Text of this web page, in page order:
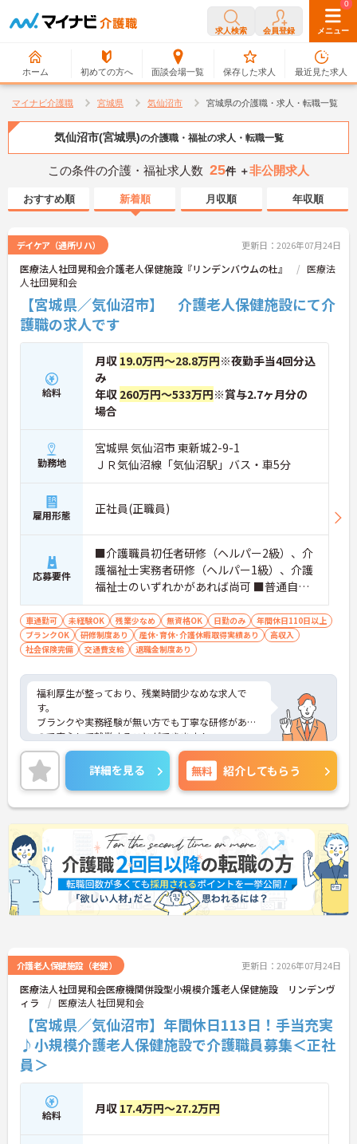
求人検索 会員登録 メニュー
ホーム 初めての方へ 面談会場一覧
0
保存した求人
0
最近見た求人
マイナビ介護職 宮城県 気仙沼市 宮城県の介護職・求人・転職一覧
気仙沼市(宮城県)の介護職・福祉の求人・転職一覧
この条件の介護・福祉求人数 25件 ＋非公開求人
おすすめ順 新着順 月収順 年収順
デイケア（通所リハ） 更新日：2026年07月24日
医療法人社団晃和会介護老人保健施設『リンデンバウムの杜』
医療法
人社団晃和会
【宮城県／気仙沼市】 介護老人保健施設にて介
護職の求人です
給料
月収 19.0万円～28.8万円※夜勤手当4回分込
み
年収 260万円～533万円※賞与2.7ヶ月分の
場合
勤務地
宮城県 気仙沼市 東新城2-9-1
ＪＲ気仙沼線「気仙沼駅」バス・車5分
雇用形態 正社員(正職員)
応募要件
■介護職員初任者研修（ヘルパー2級）、介
護福祉士実務者研修（ヘルパー1級）、介護
福祉士のいずれかがあれば尚可 ■普通自動
車運転免許（AT車限定可） ※未経験相談可
車通勤可 未経験OK 残業少なめ 無資格OK 日勤のみ
年間休日110日以上
ブランクOK
研修制度あり 産休･育休･介護休暇取得実績あり
高収入
社会保険完備
交通費支給 退職金制度あり
福利厚生が整っており、残業時間少なめな求人で
す。
ブランクや実務経験が無い方でも丁寧な研修がある
ので安心して就業することができます！
またUターン・Iターンの希望者も歓迎しておりま
す。
ご興味ある方には、面接対策ポイントなど、さらに
詳細をお話しいたしますのでお気軽にご相談くださ
い！
詳細を見る 無料 紹介してもらう
介護老人保健施設（老健） 更新日：2026年07月24日
医療法人社団晃和会医療機関併設型小規模介護老人保健施設 リンデンヴ
ィラ
医療法人社団晃和会
【宮城県／気仙沼市】年間休日113日！手当充実
♪小規模介護老人保健施設で介護職員募集＜正社
員＞
給料 月収 17.4万円～27.2万円